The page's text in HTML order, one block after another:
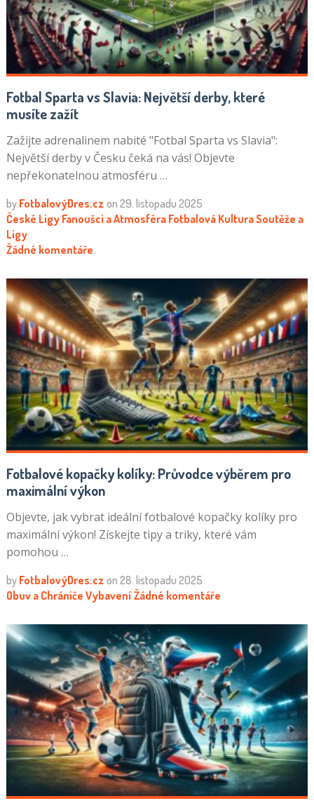
Fotbal Sparta vs Slavia: Největší derby, které
musíte zažít
Zažijte adrenalinem nabité "Fotbal Sparta vs Slavia":
Největší derby v Česku čeká na vás! Objevte
nepřekonatelnou atmosféru …
by FotbalovýDres.cz on 29. listopadu 2025
České Ligy Fanoušci a Atmosféra Fotbalová KulturaSoutěže a
Ligy
Žádné komentáře
Fotbalové kopačky kolíky: Průvodce výběrem pro
maximální výkon
Objevte, jak vybrat ideální fotbalové kopačky kolíky pro
maximální výkon! Získejte tipy a triky, které vám
pomohou …
by FotbalovýDres.cz on 28. listopadu 2025
Obuv a Chrániče Vybavení Žádné komentáře